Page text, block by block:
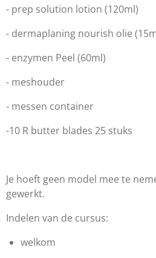
- prep solution lotion (120ml)
- dermaplaning nourish olie
- enzymen Peel (60ml)
- meshouder
- messen container
-10 R butter blades 25 stuks
Je hoeft geen model mee te
gewerkt.
Indelen van de cursus:
welkom